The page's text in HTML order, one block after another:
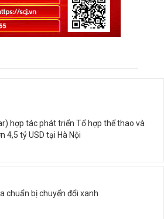
hợp tác phát triển Tổ hợp thể thao và
4,5 tỷ USD tại Hà Nội
chuẩn bị chuyển đổi xanh